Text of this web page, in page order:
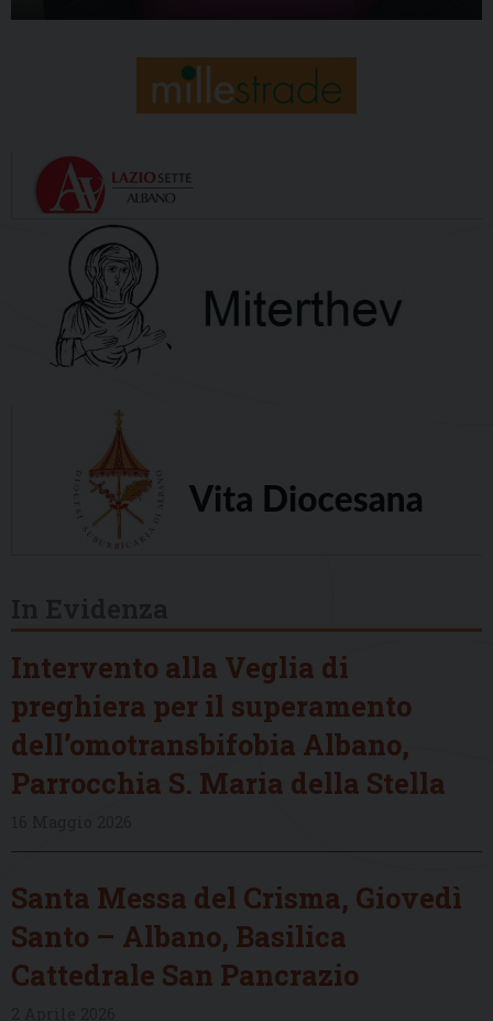
Intervento alla Veglia di
preghiera per il superamento
dell’omotransbifobia Albano,
Parrocchia S. Maria della Stella
Santa Messa del Crisma, Giovedì
Santo – Albano, Basilica
Cattedrale San Pancrazio